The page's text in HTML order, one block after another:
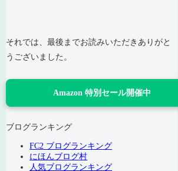
それでは、最後までお読みいただきありがと
うございました。
Amazon 特別セール開催中
ブログランキング
FC2 ブログランキング
にほんブログ村
人気ブログランキング